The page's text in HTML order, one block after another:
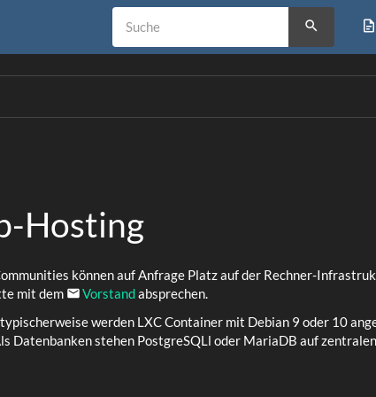
Hosting
können auf Anfrage Platz auf der Rechner-
mit dem
Vorstandabsprechen.
typischerweise werden LXC Container mit Debian 9 oder 10
Datenbanken stehen PostgreSQLl oder MariaDB auf